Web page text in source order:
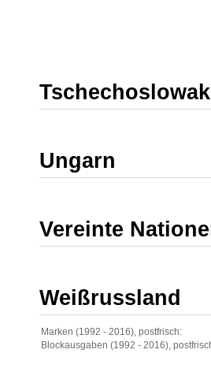
Ungarn
Vereinte
Weißrussland
Marken (1992 - 2016), postfrisch:
Blockausgaben (1992 - 2016),